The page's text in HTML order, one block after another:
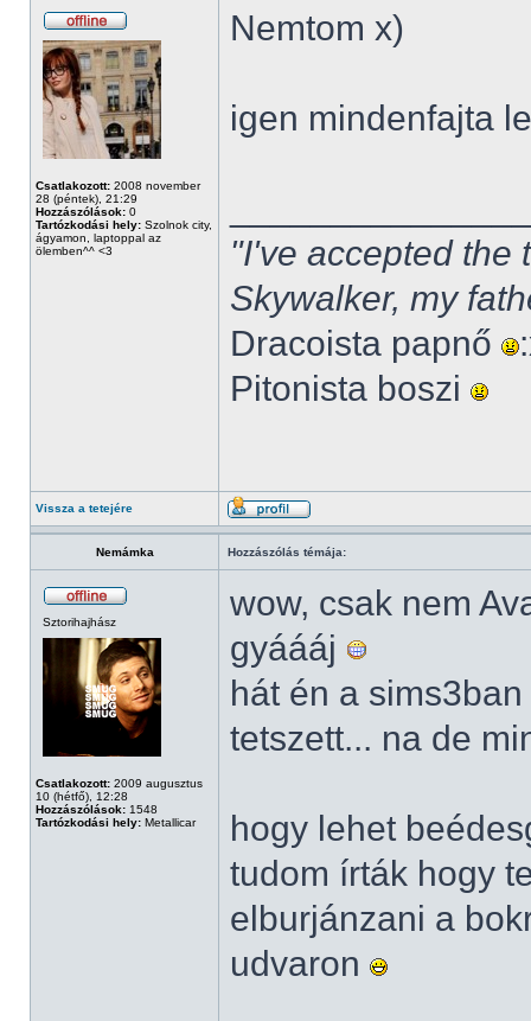
Csatlakozott: 2008 november
28 (péntek), 21:29
Hozzászólások: 0
Tartózkodási hely: Szolnok city,
ágyamon, laptoppal az
ölemben^^ <3
Nemtom x)
igen mindenfajta
"I've accepted the
Skywalker, my
Dracoista papnő
Pitonista boszi
Vissza a tetejére
Nemámka Hozzászólás témája:
Sztorihajhász
Csatlakozott: 2009 augusztus
10 (hétfő), 12:28
Hozzászólások: 1548
Tartózkodási hely: Metallicar
wow, csak nem
gyáááj
hát én a
tetszett... na de
hogy lehet
tudom írták hogy
elburjánzani a
udvaron